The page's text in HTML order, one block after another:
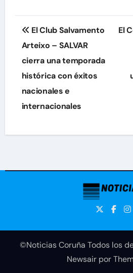
Navegación
de
entradas
El Club Salvamento
Arteixo – SALVAR
cierra una temporada
histórica con éxitos
nacionales e
internacionales
El
©Noticias Coruña Todos los
Newsairpor